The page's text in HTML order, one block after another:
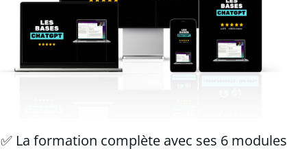
✅ La formation complète avec ses 6 modules